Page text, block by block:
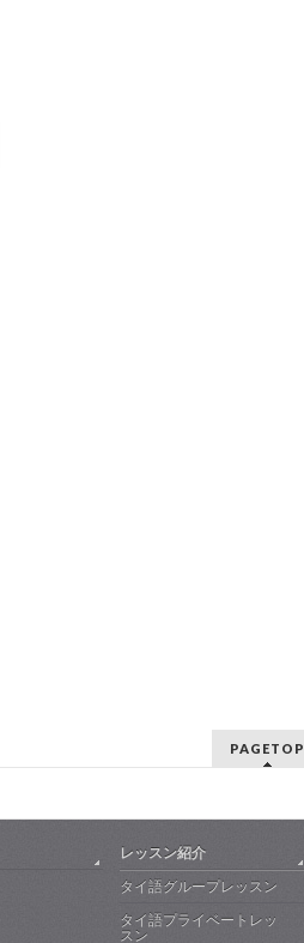
PAGETOP
レッスン紹介
タイ語グループレッスン
タイ語プライベートレッ
スン